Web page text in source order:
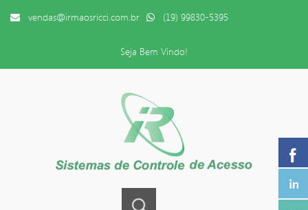
vendas@irmaosricci.com.br (19) 99830-5395
Seja Bem Vindo!